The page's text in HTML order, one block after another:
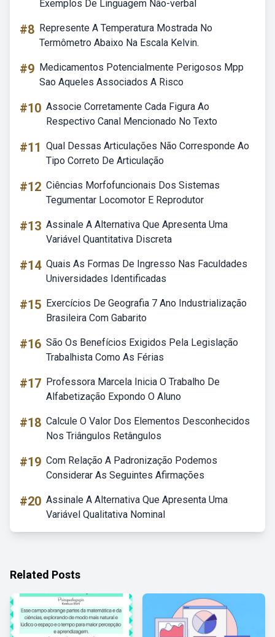
Exemplos De Linguagem Não-verbal
#8 Represente A Temperatura Mostrada No
Termômetro Abaixo Na Escala Kelvin.
#9 Medicamentos Potencialmente Perigosos Mpp
Sao Aqueles Associados A Risco
#10 Associe Corretamente Cada Figura Ao
Respectivo Canal Mencionado No Texto
#11 Qual Dessas Articulações Não Corresponde Ao
Tipo Correto De Articulação
#12 Ciências Morfofuncionais Dos Sistemas
Tegumentar Locomotor E Reprodutor
#13 Assinale A Alternativa Que Apresenta Uma
Variável Quantitativa Discreta
#14 Quais As Formas De Ingresso Nas Faculdades
Universidades Identificadas
#15 Exercícios De Geografia 7 Ano Industrialização
Brasileira Com Gabarito
#16 São Os Benefícios Exigidos Pela Legislação
Trabalhista Como As Férias
#17 Professora Marcela Inicia O Trabalho De
Alfabetização Expondo O Aluno
#18 Calcule O Valor Dos Elementos Desconhecidos
Nos Triângulos Retângulos
#19 Com Relação A Padronização Podemos
Considerar As Seguintes Afirmações
#20 Assinale A Alternativa Que Apresenta Uma
Variável Qualitativa Nominal
Related Posts